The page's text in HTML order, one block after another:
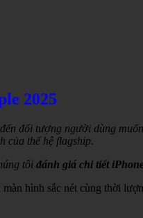
2025
đối tượng người dùng
của thế hệ flagship.
tôi đánh giá chi tiết
hình sắc nét cùng thời